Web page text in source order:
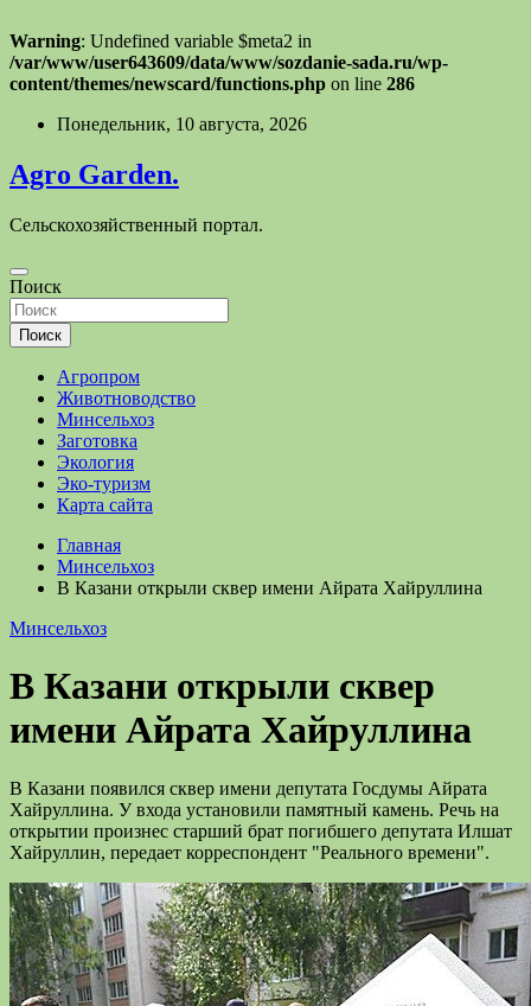
Warning: Undefined variable $meta2 in
/var/www/user643609/data/www/sozdanie-sada.ru/wp-
content/themes/newscard/functions.php on line 286
Перейти
содержимому
Понедельник, 10 августа, 2026
Agro Garden.
Сельскохозяйственный портал.
Поиск
Поиск
Агропром
Животноводство
Минсельхоз
Заготовка
Экология
Эко-туризм
Карта сайта
Главная
Минсельхоз
В Казани открыли сквер имени Айрата Хайруллина
Минсельхоз
В Казани открыли сквер
имени Айрата Хайруллина
В Казани появился сквер имени депутата Госдумы Айрата
Хайруллина. У входа установили памятный камень. Речь на
открытии произнес старший брат погибшего депутата Илшат
Хайруллин, передает корреспондент "Реального времени".